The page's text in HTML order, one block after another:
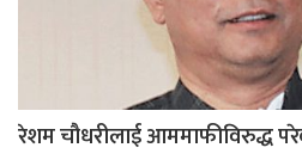
रेशम चौधरीलाई आममाफीविरुद्ध